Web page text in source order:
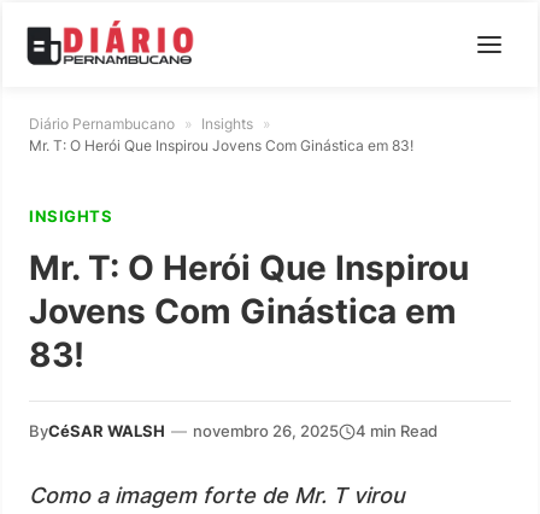
Diário Pernambucano » Insights »
Mr. T: O Herói Que Inspirou Jovens Com Ginástica em 83!
INSIGHTS
Mr. T: O Herói Que Inspirou
Jovens Com Ginástica em
83!
ByCéSAR WALSH — novembro 26, 2025 4 min Read
Como a imagem forte de Mr. T virou